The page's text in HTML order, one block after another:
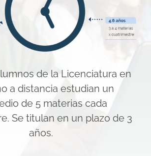
de la Licenciatura en
a distancia estudian un
de 5 materias cada
Se titulan en un plazo de 3
años.